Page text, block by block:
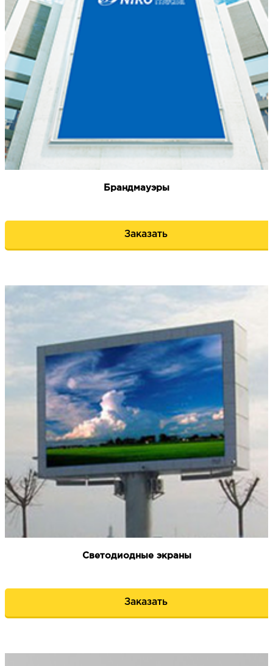
Брандмауэры
Заказать
Светодиодные экраны
Заказать